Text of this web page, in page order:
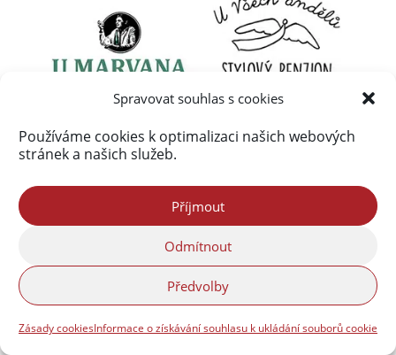
Spravovat souhlas s cookies
Používáme cookies k optimalizaci našich webových
stránek a našich služeb.
Příjmout
Odmítnout
Předvolby
Zásady cookiesInformace o získávání souhlasu k ukládání souborů cookie